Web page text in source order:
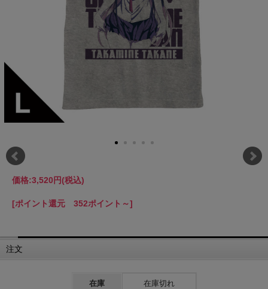
価格:3,520円(税込)
[ポイント還元 352ポイント～]
注文
在庫 在庫切れ